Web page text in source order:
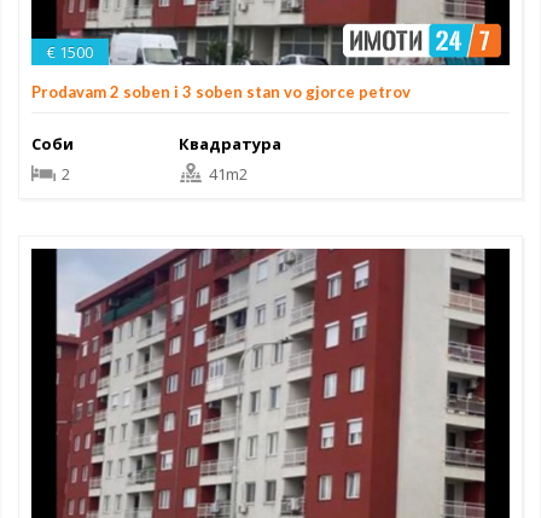
€ 1500
Prodavam 2 soben i 3 soben stan vo gjorce petrov
Соби
2
Квадратура
41m2